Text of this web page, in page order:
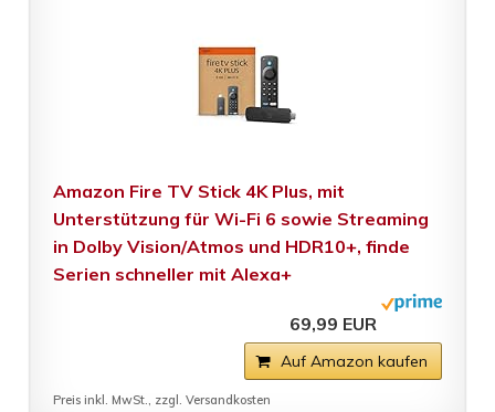
Amazon Fire TV Stick 4K Plus, mit
Unterstützung für Wi-Fi 6 sowie Streaming
in Dolby Vision/Atmos und HDR10+, finde
Serien schneller mit Alexa+
69,99 EUR
Auf Amazon kaufen
Preis inkl. MwSt., zzgl. Versandkosten